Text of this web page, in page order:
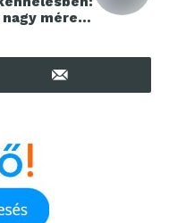
nagy méretű
könnyedén